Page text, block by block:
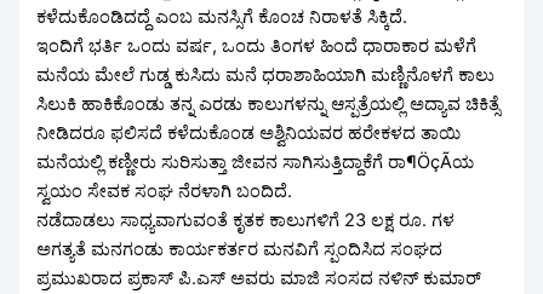
ಕಳೆದುಕೊಂಡಿದದ್ದೆ ಎಂಬ ಮನಸ್ಸಿಗೆ ಕೊಂಚ ನಿರಾಳತೆ ಸಿಕ್ಕಿದೆ.
ಇಂದಿಗೆ ಭರ್ತಿ ಒಂದು ವರ್ಷ, ಒಂದು ತಿಂಗಳ ಹಿಂದೆ ಧಾರಾಕಾರ ಮಳೆಗೆ
ಮನೆಯ ಮೇಲೆ ಗುಡ್ಡ ಕುಸಿದು ಮನೆ ಧರಾಶಾಹಿಯಾಗಿ ಮಣ್ಣಿನೊಳಗೆ ಕಾಲು
ಸಿಲುಕಿ ಹಾಕಿಕೊಂಡು ತನ್ನ ಎರಡು ಕಾಲುಗಳನ್ನು ಆಸ್ಪತ್ರೆಯಲ್ಲಿ ಅದ್ಯಾವ ಚಿಕಿತ್ಸೆ
ನೀಡಿದರೂ ಫಲಿಸದೆ ಕಳೆದುಕೊಂಡ ಅಶ್ವಿನಿಯವರ ಹರೇಕಳದ ತಾಯಿ
ಮನೆಯಲ್ಲಿ ಕಣ್ಣೀರು ಸುರಿಸುತ್ತಾ ಜೀವನ ಸಾಗಿಸುತ್ತಿದ್ದಾಕೆಗೆ ರಾ¶ÖçÃಯ
ಸ್ವಯಂ ಸೇವಕ ಸಂಘ ನೆರಳಾಗಿ ಬಂದಿದೆ.
ನಡೆದಾಡಲು ಸಾಧ್ಯವಾಗುವಂತೆ ಕೃತಕ ಕಾಲುಗಳಿಗೆ 23 ಲಕ್ಷ ರೂ. ಗಳ
ಅಗತ್ಯತೆ ಮನಗಂಡು ಕಾರ್ಯಕರ್ತರ ಮನವಿಗೆ ಸ್ಪಂದಿಸಿದ ಸಂಘದ
ಪ್ರಮುಖರಾದ ಪ್ರಕಾಸ್ ಪಿ.ಎಸ್ ಅವರು ಮಾಜಿ ಸಂಸದ ನಳಿನ್ ಕುಮಾರ್